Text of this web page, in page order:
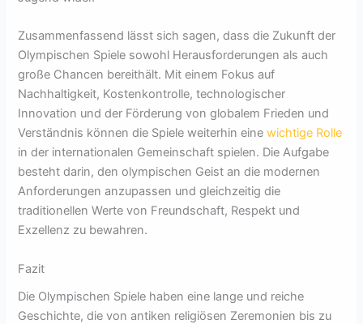
Zusammenfassend lässt sich sagen, dass die Zukunft der
Olympischen Spiele sowohl Herausforderungen als auch
große Chancen bereithält. Mit einem Fokus auf
Nachhaltigkeit, Kostenkontrolle, technologischer
Innovation und der Förderung von globalem Frieden und
Verständnis können die Spiele weiterhin einewichtige Rolle
in der internationalen Gemeinschaft spielen. Die Aufgabe
besteht darin, den olympischen Geist an die modernen
Anforderungen anzupassen und gleichzeitig die
traditionellen Werte von Freundschaft, Respekt und
Exzellenz zu bewahren.
Fazit
Die Olympischen Spiele haben eine lange und reiche
Geschichte, die von antiken religiösen Zeremonien bis zu